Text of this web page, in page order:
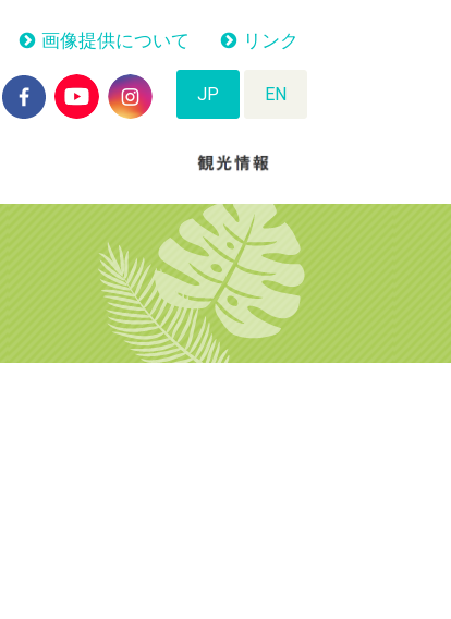
画像提供について リンク
JP EN